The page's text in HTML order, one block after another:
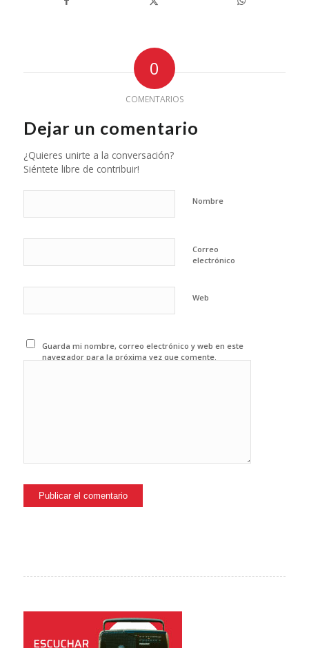
0
COMENTARIOS
Dejar un comentario
¿Quieres unirte a la conversación?
Siéntete libre de contribuir!
Nombre
Correo
electrónico
Web
Guarda mi nombre, correo electrónico y web en este
navegador para la próxima vez que comente.